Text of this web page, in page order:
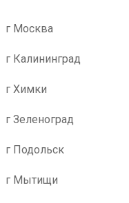
г Москва
г Калининград
г Химки
г Зеленоград
г Подольск
г Мытищи